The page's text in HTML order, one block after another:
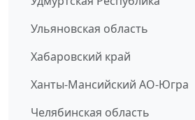
Ульяновская область
Хабаровский край
Ханты-Мансийский АО-Югра
Челябинская область